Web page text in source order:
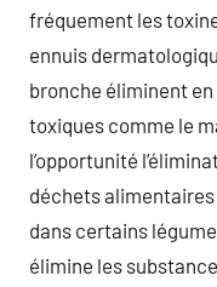
fréquement les
ennuis
bronche éliminent en
toxiques comme le
l’opportunité
déchets alimentaires
dans certains
élimine les